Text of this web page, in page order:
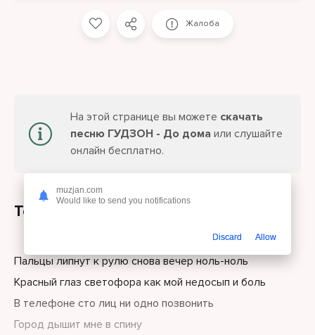
Жалоба
На этой странице вы можете скачать
песню ГУДЗОН - До дома или слушайте
онлайн бесплатно.
Текст песни
Пальцы липнут к рулю снова вечер ноль-ноль
Красный глаз светофора как мой недосып и боль
В телефоне сто лиц ни одно позвонить
Город дышит мне в спину
muzjan.com
Would like to send you notifications
Discard Allow